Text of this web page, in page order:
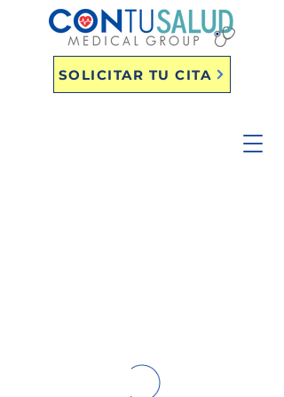
SOLICITAR TU CITA